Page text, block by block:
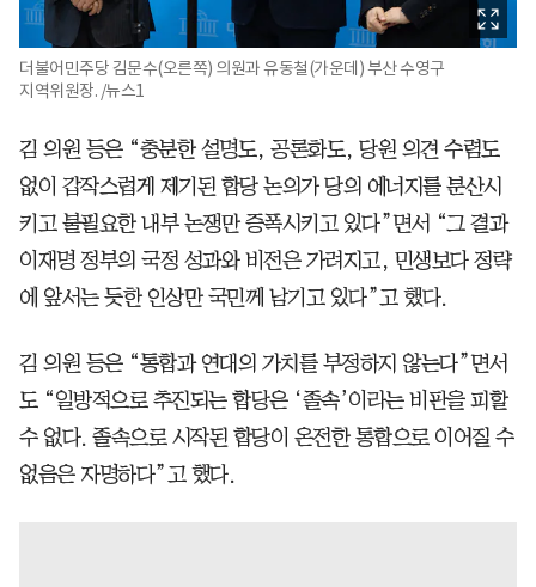
더불어민주당 김문수(오른쪽) 의원과 유동철(가운데) 부산 수영구
지역위원장. /뉴스1
김 의원 등은 “충분한 설명도, 공론화도, 당원 의견 수렴도
없이 갑작스럽게 제기된 합당 논의가 당의 에너지를 분산시
키고 불필요한 내부 논쟁만 증폭시키고 있다”면서 “그 결과
이재명 정부의 국정 성과와 비전은 가려지고, 민생보다 정략
에 앞서는 듯한 인상만 국민께 남기고 있다”고 했다.
김 의원 등은 “통합과 연대의 가치를 부정하지 않는다”면서
도 “일방적으로 추진되는 합당은 ‘졸속’이라는 비판을 피할
수 없다. 졸속으로 시작된 합당이 온전한 통합으로 이어질 수
없음은 자명하다”고 했다.